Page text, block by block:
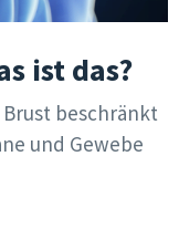
ist das?
beschränkt
und Gewebe